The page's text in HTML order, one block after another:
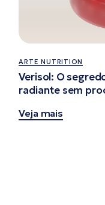
ARTE NUTRITION
Verisol: O
radiante sem
Veja mais